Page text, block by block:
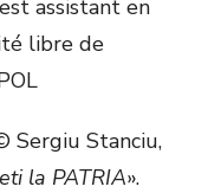
assistant en
libre de
Sergiu Stanciu,
la PATRIA».